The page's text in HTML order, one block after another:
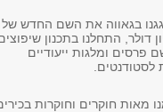
התאפיינה גם בהישגים יוצאי דופן. במאי 2025 חגגנו בגאווה את השם החדש של
החדש שלנו. הודות לתרומה נדיבה בסך 125 מיליון דולר, התחלנו בתכנון
פרסים ומלגות ייעודיים
לסטודנטים.
מאות חוקרים וחוקרות